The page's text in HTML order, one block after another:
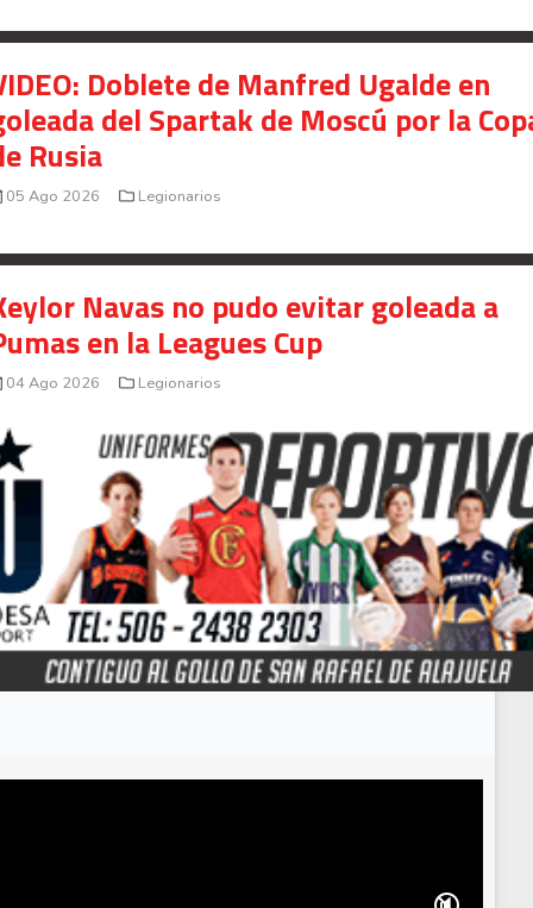
Doblete de Manfred Ugalde en
del Spartak de Moscú por la
Rusia
05 Ago 2026 Legionarios
Navas no pudo evitar goleada a
en la Leagues Cup
04 Ago 2026 Legionarios